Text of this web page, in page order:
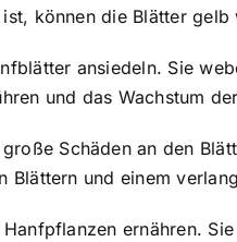
können die Blätter
ansiedeln. Sie
und das Wachstum
Schäden an den
und einem
ernähren.